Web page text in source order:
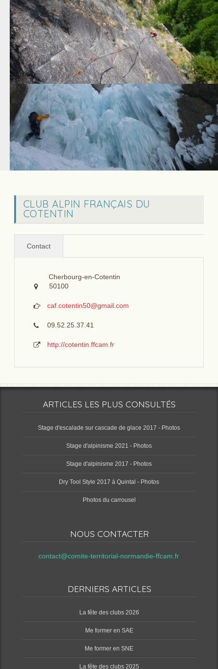
CLUB ALPIN FRANÇAIS DU
COTENTIN
Contact
Cherbourg-en-Cotentin
50100
caf.cotentin50@gmail.com
09.52.25.37.41
http://cotentin.ffcam.fr
ARTICLES LES PLUS CONSULTÉS
Stage d'escalade sur cascade de glace 2017 - Photos
Stage d'alpinisme 2021 - Photos
Stage d'alpinisme 2017 - Photos
Dry Tool Style 2017 à Quintal - Photos
Photos du carrousel
NOUS CONTACTER
contact@comite-territorial-normandie-ffcam.fr
DERNIERS ARTICLES
‌La fête des clubs 2026
Me former en SAE
Me former en SNE
‌La fête des clubs 2025